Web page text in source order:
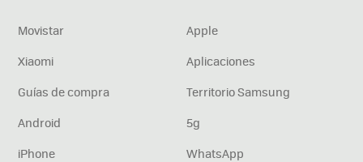
Movistar
Apple
Xiaomi
Aplicaciones
Guías de compra
Territorio Samsung
Android
5g
iPhone
WhatsApp